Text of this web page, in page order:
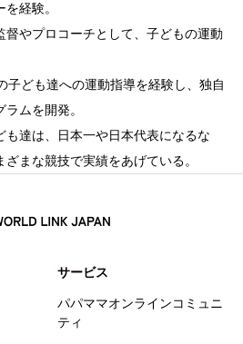
経験。
督やプロコーチとして、子どもの運動
子ども達への運動指導を経験し、独自
ムを開発。
も達は、日本一や日本代表になるな
まな競技で実績をあげている。
サービス
パパママオンラインコミュニ
ティ